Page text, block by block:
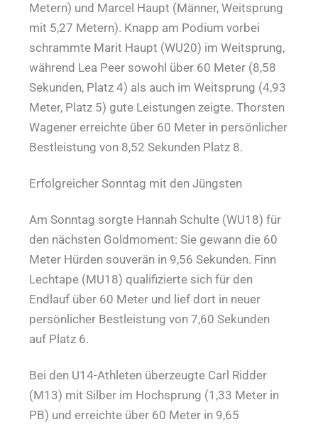
Metern) und Marcel Haupt (Männer, Weitsprung
mit 5,27 Metern). Knapp am Podium vorbei
schrammte Marit Haupt (WU20) im Weitsprung,
während Lea Peer sowohl über 60 Meter (8,58
Sekunden, Platz 4) als auch im Weitsprung (4,93
Meter, Platz 5) gute Leistungen zeigte. Thorsten
Wagener erreichte über 60 Meter in persönlicher
Bestleistung von 8,52 Sekunden Platz 8.
Erfolgreicher Sonntag mit den Jüngsten
Am Sonntag sorgte Hannah Schulte (WU18) für
den nächsten Goldmoment: Sie gewann die 60
Meter Hürden souverän in 9,56 Sekunden. Finn
Lechtape (MU18) qualifizierte sich für den
Endlauf über 60 Meter und lief dort in neuer
persönlicher Bestleistung von 7,60 Sekunden
auf Platz 6.
Bei den U14-Athleten überzeugte Carl Ridder
(M13) mit Silber im Hochsprung (1,33 Meter in
PB) und erreichte über 60 Meter in 9,65